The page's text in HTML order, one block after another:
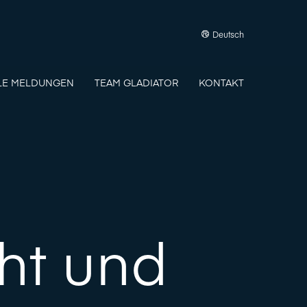
Deutsch
MELDUNGEN TEAM GLADIATOR KONTAKT
und